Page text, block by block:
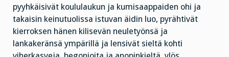
pyyhkäisivät koululaukun ja kumisaappaiden ohi ja
takaisin keinutuolissa istuvan äidin luo, pyrähtivät
kierroksen hänen kilisevän neuletyönsä ja
lankakeränsä ympärillä ja lensivät sieltä kohti